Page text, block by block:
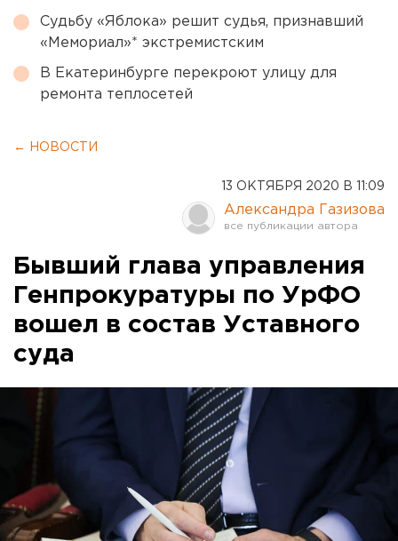
Судьбу «Яблока» решит судья, признавший
«Мемориал»* экстремистским
В Екатеринбурге перекроют улицу для
ремонта теплосетей
← НОВОСТИ
13 ОКТЯБРЯ 2020 В 11:09
Александра Газизова
Бывший глава управления
Генпрокуратуры по УрФО
вошел в состав Уставного
суда